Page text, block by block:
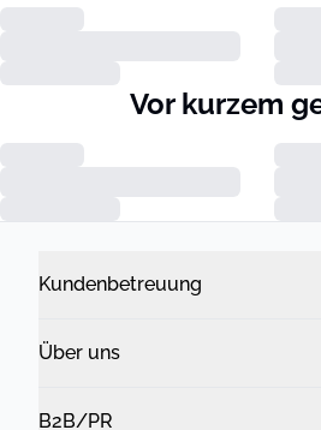
Vor kurzem
Kundenbetreuung
Über uns
B2B/PR